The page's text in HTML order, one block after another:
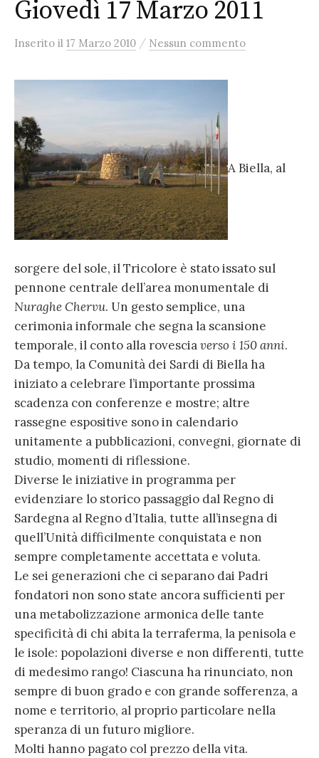
Giovedì 17 Marzo 2011
Inserito il 17 Marzo 2010 / Nessun commento
A Biella, al
sorgere del sole, il Tricolore è stato issato sul
pennone centrale dell’area monumentale di
Nuraghe Chervu. Un gesto semplice, una
cerimonia informale che segna la scansione
temporale, il conto alla rovesciaverso i 150 anni.
Da tempo, la Comunità dei Sardi di Biella ha
iniziato a celebrare l’importante prossima
scadenza con conferenze e mostre; altre
rassegne espositive sono in calendario
unitamente a pubblicazioni, convegni, giornate di
studio, momenti di riflessione.
Diverse le iniziative in programma per
evidenziare lo storico passaggio dal Regno di
Sardegna al Regno d’Italia, tutte all’insegna di
quell’Unità difficilmente conquistata e non
sempre completamente accettata e voluta.
Le sei generazioni che ci separano dai Padri
fondatori non sono state ancora sufficienti per
una metabolizzazione armonica delle tante
specificità di chi abita la terraferma, la penisola e
le isole: popolazioni diverse e non differenti, tutte
di medesimo rango! Ciascuna ha rinunciato, non
sempre di buon grado e con grande sofferenza, a
nome e territorio, al proprio particolare nella
speranza di un futuro migliore.
Molti hanno pagato col prezzo della vita.